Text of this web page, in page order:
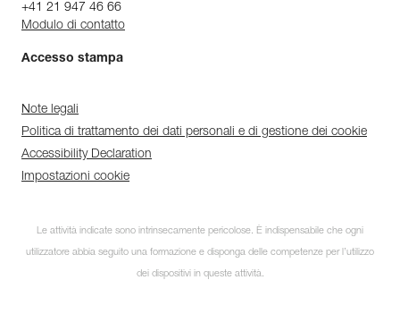
+41 21 947 46 66
Modulo di contatto
Accesso stampa
Note legali
Politica di trattamento dei dati personali e di gestione dei cookie
Accessibility Declaration
Impostazioni cookie
Le attività indicate sono intrinsecamente pericolose. È indispensabile che ogni
utilizzatore abbia seguito una formazione e disponga delle competenze per l’utilizzo
dei dispositivi in queste attività.